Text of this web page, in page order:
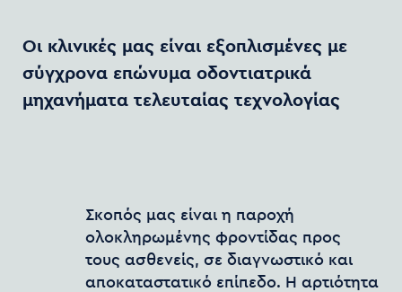
Οι κλινικές μας είναι εξοπλισμένες με
σύγχρονα επώνυμα οδοντιατρικά
μηχανήματα τελευταίας τεχνολογίας
Σκοπός μας είναι η παροχή
ολοκληρωμένης φροντίδας προς
τους ασθενείς, σε διαγνωστικό και
αποκαταστατικό επίπεδο. Η αρτιότητα